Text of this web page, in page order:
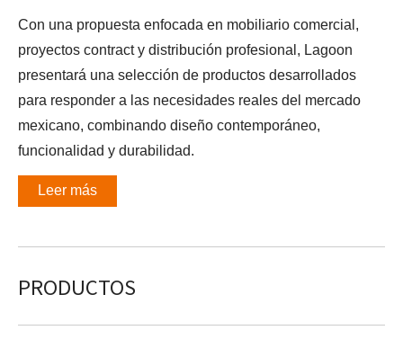
Con una propuesta enfocada en mobiliario comercial,
proyectos contract y distribución profesional, Lagoon
presentará una selección de productos desarrollados
para responder a las necesidades reales del mercado
mexicano, combinando diseño contemporáneo,
funcionalidad y durabilidad.
Leer más
PRODUCTOS